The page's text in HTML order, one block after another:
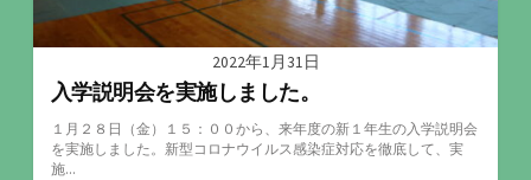
2022年1月31日
入学説明会を実施しました。
１月２８日（金）１５：００から、来年度の新１年生の入学説明会
を実施しました。新型コロナウイルス感染症対応を徹底して、実
施...